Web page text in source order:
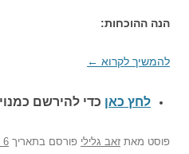
הנה ההוכחות:
להמשיך לקרוא ←
לחץ כאן כדי להירשם כ
פוסט מאת זאב גלילי פורסם בתאריך 6 בפברואר 2013